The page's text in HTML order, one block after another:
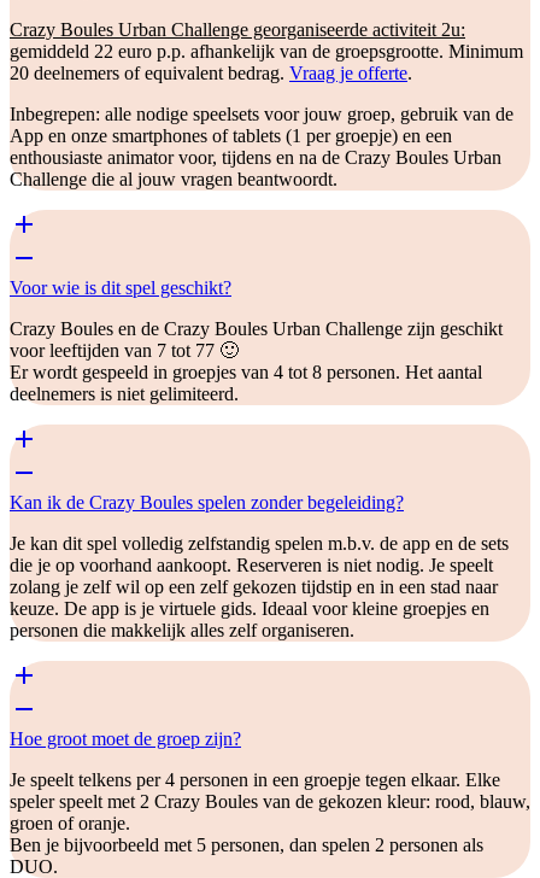
Crazy Boules Urban Challenge georganiseerde activiteit 2u:
gemiddeld 22 euro p.p. afhankelijk van de groepsgrootte. Minimum
20 deelnemers of equivalent bedrag. Vraag je offerte.
Inbegrepen: alle nodige speelsets voor jouw groep, gebruik van de
App en onze smartphones of tablets (1 per groepje) en een
enthousiaste animator voor, tijdens en na de Crazy Boules Urban
Challenge die al jouw vragen beantwoordt.
Voor wie is dit spel geschikt?
Crazy Boules en de Crazy Boules Urban Challenge zijn geschikt
voor leeftijden van 7 tot 77 🙂
Er wordt gespeeld in groepjes van 4 tot 8 personen. Het aantal
deelnemers is niet gelimiteerd.
Kan ik de Crazy Boules spelen zonder begeleiding?
Je kan dit spel volledig zelfstandig spelen m.b.v. de app en de sets
die je op voorhand aankoopt. Reserveren is niet nodig. Je speelt
zolang je zelf wil op een zelf gekozen tijdstip en in een stad naar
keuze. De app is je virtuele gids. Ideaal voor kleine groepjes en
personen die makkelijk alles zelf organiseren.
Hoe groot moet de groep zijn?
Je speelt telkens per 4 personen in een groepje tegen elkaar. Elke
speler speelt met 2 Crazy Boules van de gekozen kleur: rood, blauw,
groen of oranje.
Ben je bijvoorbeeld met 5 personen, dan spelen 2 personen als
DUO.